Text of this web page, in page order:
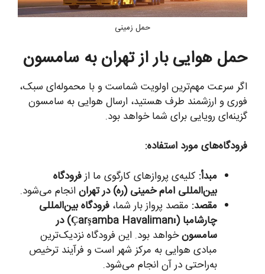
حمل زمینی
حمل هوایی بار از تهران به سامسون
اگر سرعت مهم‌ترین اولویت شماست و با محموله‌ای سبک،
فوری و ارزشمند طرف هستید، ارسال هوایی به سامسون
گزینه‌ای رویایی برای شما خواهد بود.
فرودگاه‌های مورد استفاده:
مبدأ: کلیه‌ی پروازهای کارگوی ما ازفرودگاه
بین‌المللی امام خمینی (ره) در تهرانانجام می‌شود.
مقصد: مقصد پرواز بار شما، فرودگاه بین‌المللی
چارشامبا (Çarşamba Havalimanı) در
سامسونخواهد بود. این فرودگاه نزدیک‌ترین
مبادی هوایی به مرکز شهر است و فرآیند ترخیص
به‌راحتی در آن انجام می‌شود.